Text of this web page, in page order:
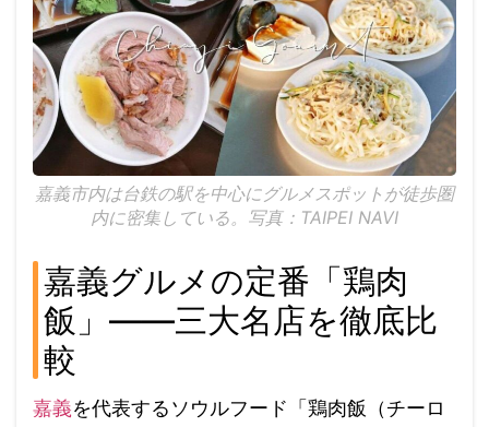
嘉義市内は台鉄の駅を中心にグルメスポットが徒歩圏
内に密集している。写真：TAIPEI NAVI
嘉義グルメの定番「鶏肉
飯」——三大名店を徹底比
較
嘉義を代表するソウルフード「鶏肉飯（チーロ